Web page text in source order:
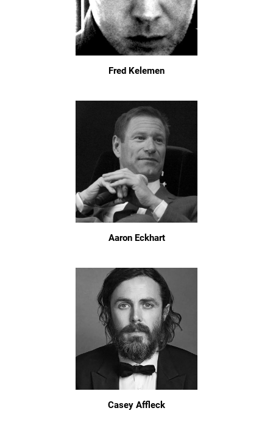
Fred Kelemen
Aaron Eckhart
Casey Affleck